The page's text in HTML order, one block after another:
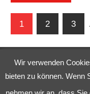
Beiträge
1 2 3
Wir verwenden
bieten zu können. Wenn